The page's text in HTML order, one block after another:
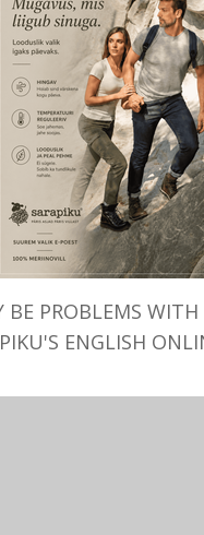
BE PROBLEMS
ENGLISH